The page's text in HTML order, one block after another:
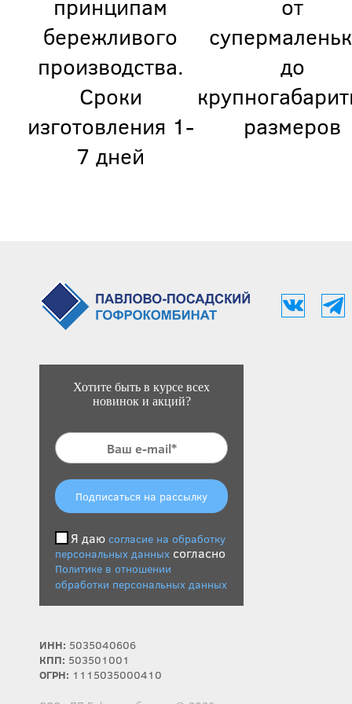
принципам
бережливого
производства.
Сроки
изготовления 1-
7 дней
от
до
размеров
Хотите быть в курсе всех
новинок и акций?
Подписаться на рассылку
Я даю согласие на обработку
персональных данных согласно
Политике в отношении
обработки персональных данных
ИНН: 5035040606
КПП: 503501001
ОГРН: 1115035000410